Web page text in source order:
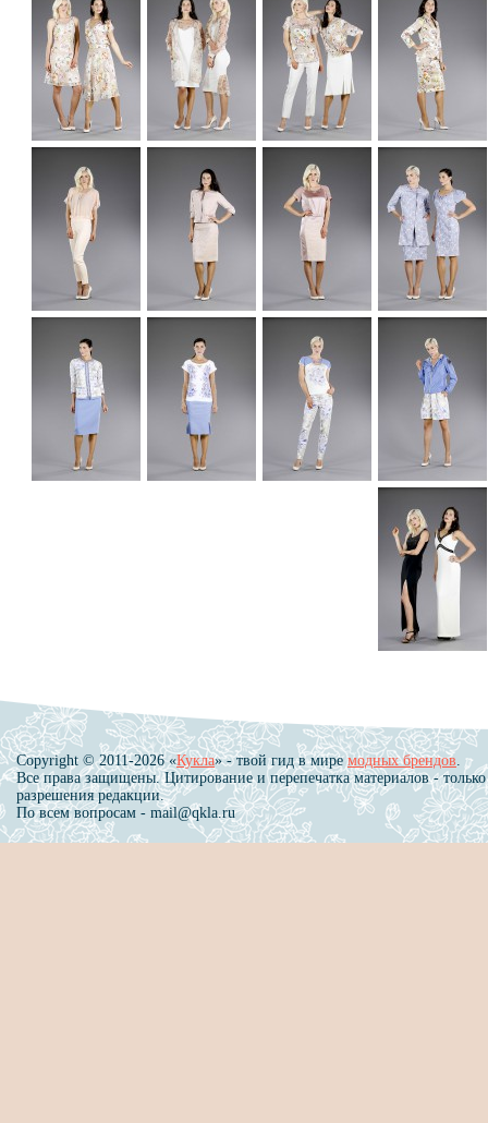
Copyright © 2011-2026 «Кукла» - твой гид в миремодных брендов
Все права защищены. Цитирование и перепечатка материалов - только
разрешения редакции.
По всем вопросам - mail@qkla.ru